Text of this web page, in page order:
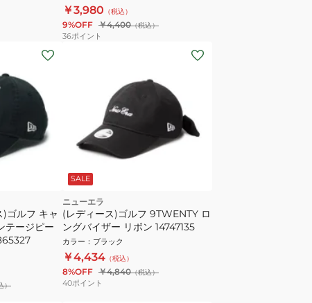
￥3,980 （税込）
9%OFF ￥4,400（税込）
36ポイント
ゴルフ キャ
テージピー
）
SALE
ニューエラ
(レディース)ゴルフ 9TWENTY ロ
ングバイザー リボン 14747135
カラー ： ブラック
￥4,434 （税込）
8%OFF ￥4,840（税込）
40ポイント